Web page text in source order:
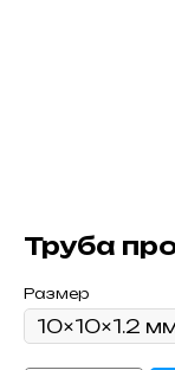
Труба
Размер